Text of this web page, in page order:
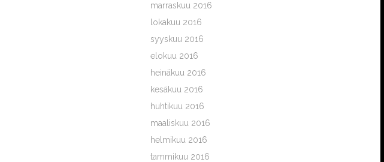
marraskuu 2016
lokakuu 2016
syyskuu 2016
elokuu 2016
heinäkuu 2016
kesäkuu 2016
huhtikuu 2016
maaliskuu 2016
helmikuu 2016
tammikuu 2016